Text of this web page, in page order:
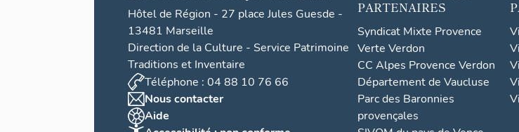
Hôtel de Région - 27 place Jules Guesde -
13481 Marseille
Direction de la Culture - Service Patrimoine
Traditions et Inventaire
Téléphone : 04 88 10 76 66
Nous contacter
Aide
PARTENAIRES
Syndicat Mixte Provence
Verte Verdon
CC Alpes Provence Verdon
Département de Vaucluse
Parc des Baronnies
provençales